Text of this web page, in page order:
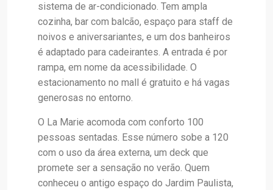
sistema de ar-condicionado. Tem ampla
cozinha, bar com balcão, espaço para staff de
noivos e aniversariantes, e um dos banheiros
é adaptado para cadeirantes. A entrada é por
rampa, em nome da acessibilidade. O
estacionamento no mall é gratuito e há vagas
generosas no entorno.
O La Marie acomoda com conforto 100
pessoas sentadas. Esse número sobe a 120
com o uso da área externa, um deck que
promete ser a sensação no verão. Quem
conheceu o antigo espaço do Jardim Paulista,